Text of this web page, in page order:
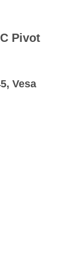
Pivot
Vesa